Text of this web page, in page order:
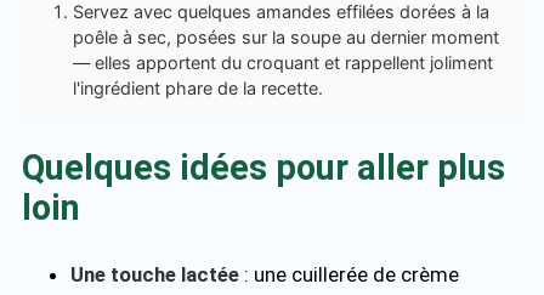
Servez avec quelques amandes effilées dorées à la
poêle à sec, posées sur la soupe au dernier moment
— elles apportent du croquant et rappellent joliment
l'ingrédient phare de la recette.
Quelques idées pour aller plus
loin
Une touche lactée: une cuillerée de crème